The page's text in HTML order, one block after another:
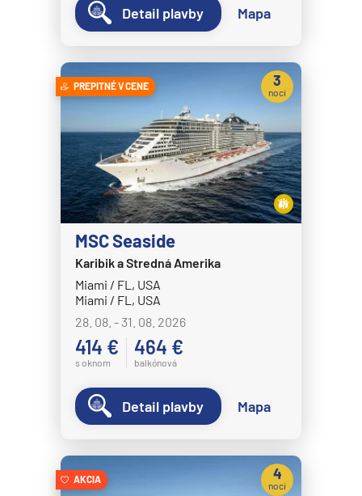
Detail plavby Mapa
PREPITNÉ V CENE
MSC Seaside
Karibik a Stredná Amerika
Miami / FL, USA
Miami / FL, USA
28. 08. - 31. 08. 2026
414 €
s oknom
464 €
balkónová
3
noci
Detail plavby Mapa
AKCIA 4
noci